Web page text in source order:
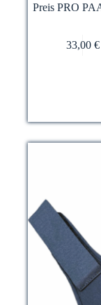
Preis PRO
33,00 €
may